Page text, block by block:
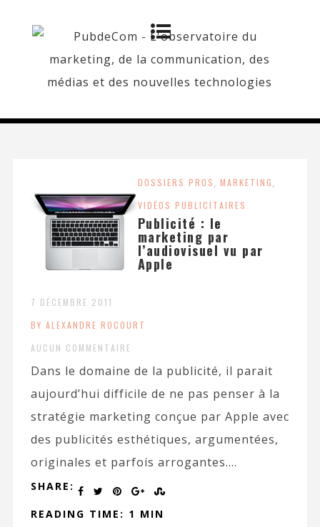
DOSSIERS PROS, MARKETING,
VIDÉOS PUBLICITAIRES
Publicité : le
marketing par
l’audiovisuel vu par
Apple
7 DÉCEMBRE 2011
BY ALEXANDRE ROCOURT
AUCUN COMMENTAIRE
Dans le domaine de la publicité, il parait
aujourd’hui difficile de ne pas penser à la
stratégie marketing conçue par Apple avec
des publicités esthétiques, argumentées,
originales et parfois arrogantes....
SHARE:
READING TIME: 1 MIN